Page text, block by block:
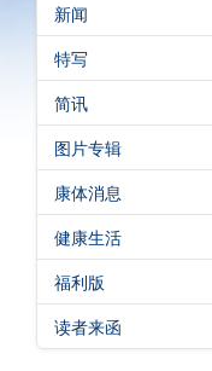
繁體版
English
新闻
特写
简讯
图片专辑
康体消息
健康生活
福利版
读者来函